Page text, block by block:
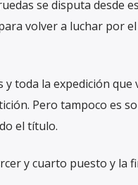
se disputa desde
volver a luchar por
toda la expedición que
Pero tampoco es
el título.
y cuarto puesto y la